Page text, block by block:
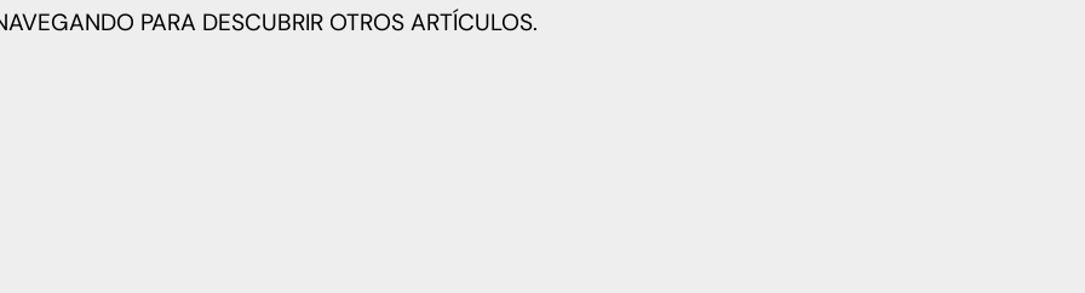
PARA DESCUBRIR OTROS ARTÍCULOS.